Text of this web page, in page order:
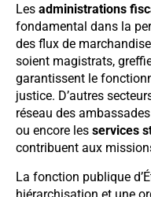
Les administrations
fondamental dans la
des flux de
soient magistrats,
garantissent le
justice. D’autres
réseau des
ou encore les services
contribuent aux
La fonction publique